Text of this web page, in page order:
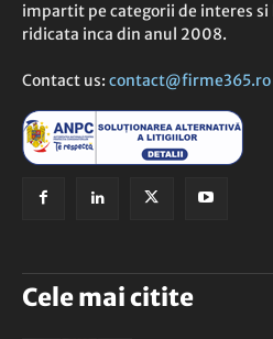
impartit pe categorii de interes
ridicata inca din anul 2008.
Contact us: contact@firme365.ro
Cele mai citite